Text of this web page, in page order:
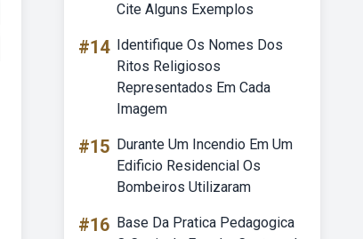
Cite Alguns Exemplos
#14 Identifique Os Nomes Dos
Ritos Religiosos
Representados Em Cada
Imagem
#15 Durante Um Incendio Em Um
Edificio Residencial Os
Bombeiros Utilizaram
#16 Base Da Pratica Pedagogica